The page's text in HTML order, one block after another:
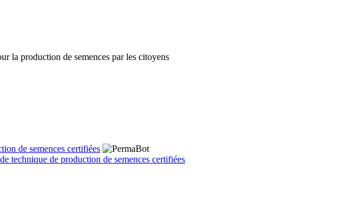
la production de semences par les citoyens
technique de production de semences certifiées